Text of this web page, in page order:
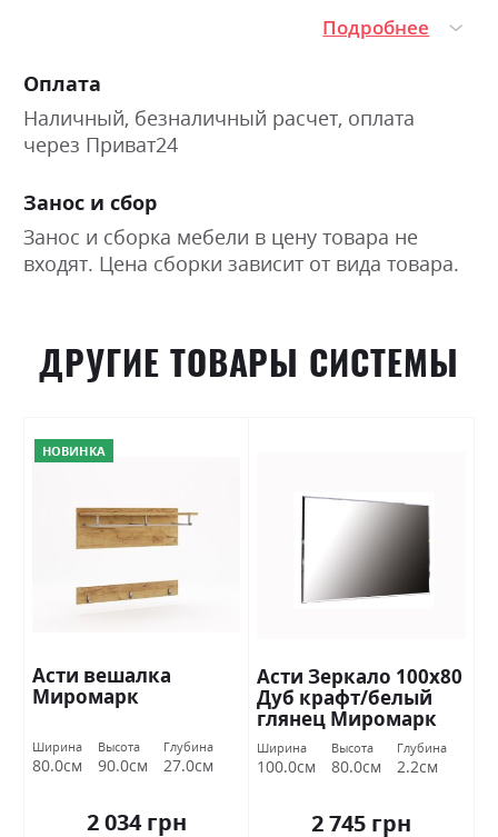
Подробнее
Оплата
Наличный, безналичный расчет, оплата
через Приват24
Занос и сбор
Занос и сборка мебели в цену товара не
входят. Цена сборки зависит от вида товара.
ДРУГИЕ ТОВАРЫ СИСТЕМЫ
НОВИНКА
Асти вешалка
Миромарк
Ширина
80.0см
Высота
90.0см
Глубина
27.0см
2 034 грн
Асти Зеркало 100х80
Дуб крафт/белый
глянец Миромарк
Ширина
100.0см
Высота
80.0см
Глубина
2.2см
2 745 грн